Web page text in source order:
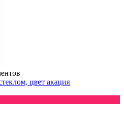
цвет акация